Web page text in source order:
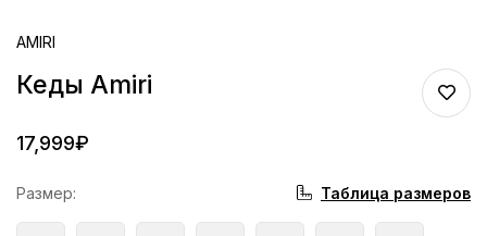
AMIRI
Кеды Amiri
17,999₽
Размер: Таблица размеров